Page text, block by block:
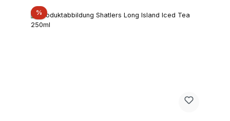
%Rabatt